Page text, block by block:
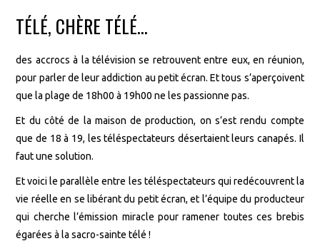
EXERCICES DE THÉÂTRE
FAIRE DU THÉÂTRE
DROITS D’AUTEUR, DES
QUESTIONS ?
TÉLÉ, CHÈRE TÉLÉ…
des accrocs à la télévision se retrouvent entre eux, en réunion,
pour parler de leur addiction au petit écran. Et tous s’aperçoivent
que la plage de 18h00 à 19h00 ne les passionne pas.
Et du côté de la maison de production, on s’est rendu compte
que de 18 à 19, les téléspectateurs désertaient leurs canapés. Il
faut une solution.
Et voici le parallèle entre les téléspectateurs qui redécouvrent la
vie réelle en se libérant du petit écran, et l’équipe du producteur
qui cherche l’émission miracle pour ramener toutes ces brebis
égarées à la sacro-sainte télé !